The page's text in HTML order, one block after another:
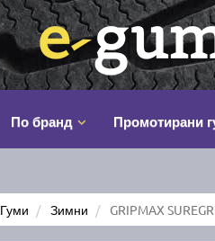
По бранд Промотирани
Гуми Зимни GRIPMAX